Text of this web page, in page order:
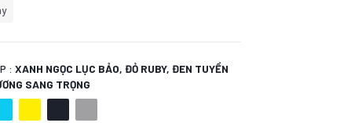
: XANH NGỌC LỤC BẢO, ĐỎ RUBY, ĐEN TUYỀN
SANG TRỌNG